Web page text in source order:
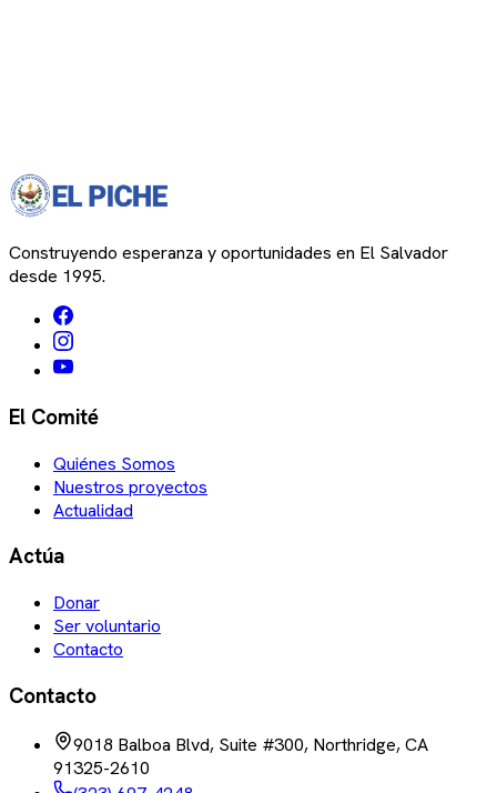
Construyendo esperanza y oportunidades en El Salvador
desde 1995.
El Comité
Quiénes Somos
Nuestros proyectos
Actualidad
Actúa
Donar
Ser voluntario
Contacto
Contacto
9018 Balboa Blvd, Suite #300, Northridge, CA
91325-2610